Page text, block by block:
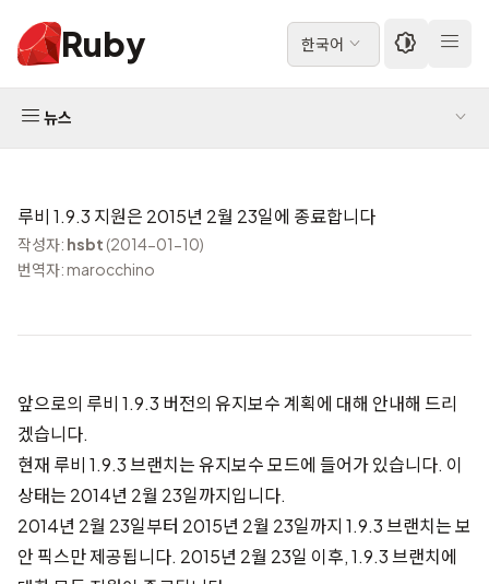
Ruby 한국어
뉴스
루비 1.9.3 지원은 2015년 2월 23일에 종료합니다
작성자: hsbt (2014-01-10)
번역자: marocchino
앞으로의 루비 1.9.3 버전의 유지보수 계획에 대해 안내해 드리
겠습니다.
현재 루비 1.9.3 브랜치는 유지보수 모드에 들어가 있습니다. 이
상태는 2014년 2월 23일까지입니다.
2014년 2월 23일부터 2015년 2월 23일까지 1.9.3 브랜치는 보
안 픽스만 제공됩니다. 2015년 2월 23일 이후, 1.9.3 브랜치에